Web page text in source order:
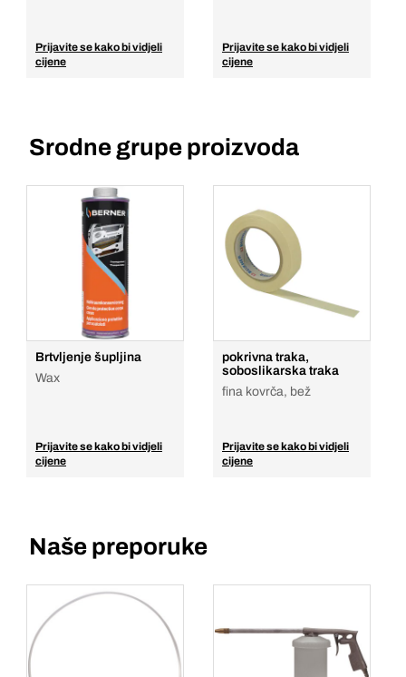
Prijavite se kako bi vidjeli
cijene
Prijavite se kako bi vidjeli
cijene
Srodne grupe proizvoda
Brtvljenje šupljina
Wax
Prijavite se kako bi vidjeli
cijene
pokrivna traka,
soboslikarska traka
fina kovrča, bež
Prijavite se kako bi vidjeli
cijene
Naše preporuke